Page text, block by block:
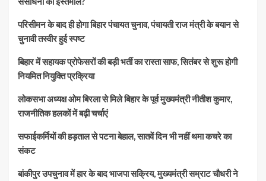
परिसीमन के बाद ही होगा बिहार पंचायत चुनाव, पंचायती राज मंत्री के बयान से
चुनावी तस्वीर हुई स्पष्ट
बिहार में सहायक प्रोफेसरों की बड़ी भर्ती का रास्ता साफ, सितंबर से शुरू होगी
नियमित नियुक्ति प्रक्रिया
लोकसभा अध्यक्ष ओम बिरला से मिले बिहार के पूर्व मुख्यमंत्री नीतीश कुमार,
राजनीतिक हलकों में बढ़ी चर्चाएं
सफाईकर्मियों की हड़ताल से पटना बेहाल, सातवें दिन भी नहीं थमा कचरे का
संकट
बांकीपुर उपचुनाव में हार के बाद भाजपा सक्रिय, मुख्यमंत्री सम्राट चौधरी ने